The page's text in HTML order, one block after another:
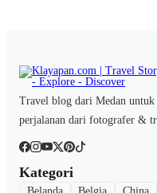
Travel blog dari Medan
perjalanan dari fotografer &
Kategori